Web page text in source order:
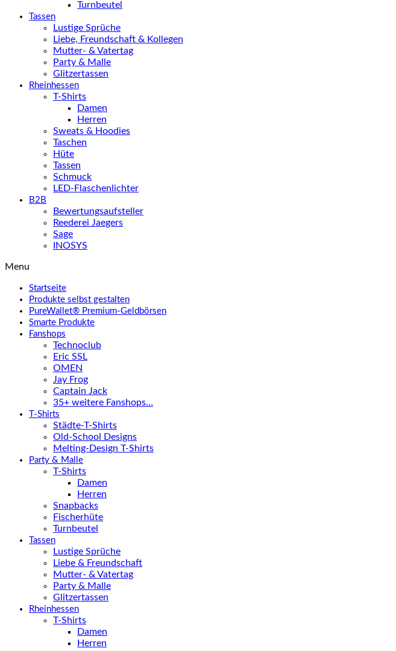
Turnbeutel
Tassen
Lustige Sprüche
Liebe, Freundschaft & Kollegen
Mutter- & Vatertag
Party & Malle
Glitzertassen
Rheinhessen
T-Shirts
Damen
Herren
Sweats & Hoodies
Taschen
Hüte
Tassen
Schmuck
LED-Flaschenlichter
B2B
Bewertungsaufsteller
Reederei Jaegers
Sage
INOSYS
Menu
Startseite
Produkte selbst gestalten
PureWallet® Premium-Geldbörsen
Smarte Produkte
Fanshops
Technoclub
Eric SSL
OMEN
Jay Frog
Captain Jack
35+ weitere Fanshops…
T-Shirts
Städte-T-Shirts
Old-School Designs
Melting-Design T-Shirts
Party & Malle
T-Shirts
Damen
Herren
Snapbacks
Fischerhüte
Turnbeutel
Tassen
Lustige Sprüche
Liebe & Freundschaft
Mutter- & Vatertag
Party & Malle
Glitzertassen
Rheinhessen
T-Shirts
Damen
Herren